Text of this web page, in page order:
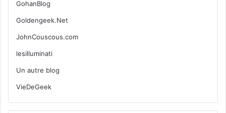
GohanBlog
Goldengeek.Net
JohnCouscous.com
lesilluminati
Un autre blog
VieDeGeek